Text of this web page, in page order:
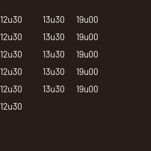
12u30 13u30
19u00
12u30 13u30
19u00
12u30 13u30
19u00
12u30 13u30
19u00
12u30 13u30
19u00
12u30